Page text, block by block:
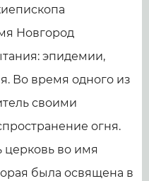
Новгород
эпидемии,
Во время одного из
своими
огня.
церковь во имя
была освящена в